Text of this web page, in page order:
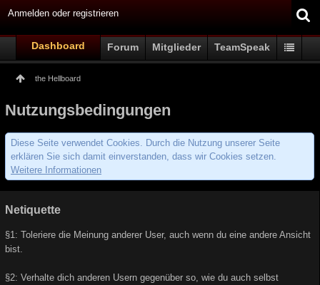
Anmelden oder registrieren
Dashboard Forum Mitglieder TeamSpeak
the Hellboard
Nutzungsbedingungen
Diese Seite verwendet Cookies. Durch die Nutzung unserer Seite
erklären Sie sich damit einverstanden, dass wir Cookies setzen.
Weitere Informationen
Netiquette
§1: Toleriere die Meinung anderer User, auch wenn du eine andere Ansicht
bist.
§2: Verhalte dich anderen Usern gegenüber so, wie du auch selbst